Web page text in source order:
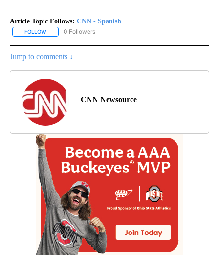
Article Topic Follows: CNN - Spanish
FOLLOW FOLLOW "CNN - SPANISH" TO RECEIVE NOTIFICATIONS ABOUT
0 Followers
Jump to comments ↓
CNN Newsource